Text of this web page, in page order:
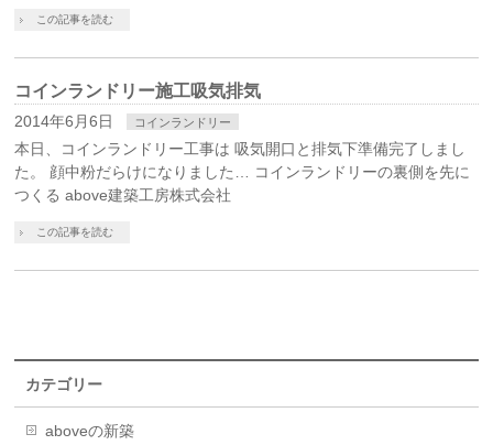
この記事を読む
コインランドリー施工吸気排気
2014年6月6日 コインランドリー
本日、コインランドリー工事は 吸気開口と排気下準備完了しまし
た。 顔中粉だらけになりました… コインランドリーの裏側を先に
つくる above建築工房株式会社
この記事を読む
カテゴリー
aboveの新築